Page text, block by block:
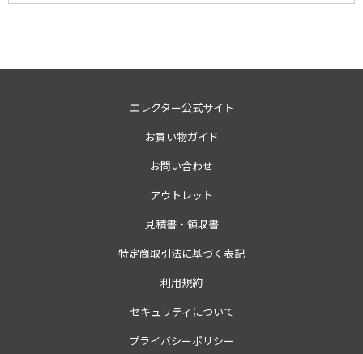
エレクター公式サイト
お買い物ガイド
お問い合わせ
アウトレット
見積書・領収書
特定商取引法に基づく表記
利用規約
セキュリティについて
プライバシーポリシー